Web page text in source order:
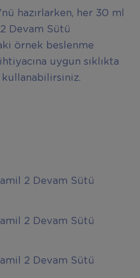
hazırlarken, her 30 ml
Devam Sütü
örnek beslenme
uygun sıklıkta
kullanabilirsiniz.
2 Devam Sütü
2 Devam Sütü
2 Devam Sütü